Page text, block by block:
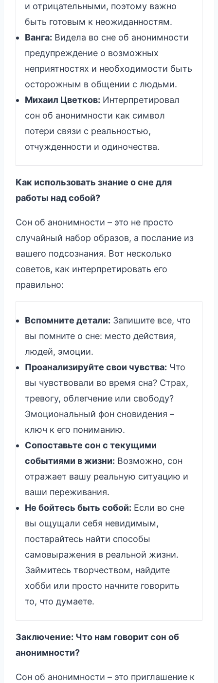
и отрицательными, поэтому важно
быть готовым к неожиданностям.
Ванга: Видела во сне об анонимности
предупреждение о возможных
неприятностях и необходимости быть
осторожным в общении с людьми.
Михаил Цветков: Интерпретировал
сон об анонимности как символ
потери связи с реальностью,
отчужденности и одиночества.
Как использовать знание о сне для
работы над собой?
Сон об анонимности – это не просто
случайный набор образов, а послание из
вашего подсознания. Вот несколько
советов, как интерпретировать его
правильно:
Вспомните детали: Запишите все, что
вы помните о сне: место действия,
людей, эмоции.
Проанализируйте свои чувства: Что
вы чувствовали во время сна? Страх,
тревогу, облегчение или свободу?
Эмоциональный фон сновидения –
ключ к его пониманию.
Сопоставьте сон с текущими
событиями в жизни: Возможно, сон
отражает вашу реальную ситуацию и
ваши переживания.
Не бойтесь быть собой: Если во сне
вы ощущали себя невидимым,
постарайтесь найти способы
самовыражения в реальной жизни.
Займитесь творчеством, найдите
хобби или просто начните говорить
то, что думаете.
Заключение: Что нам говорит сон об
анонимности?
Сон об анонимности – это приглашение к